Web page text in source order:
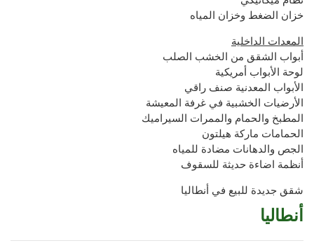
خزان الضغط وخزان المياه
المعدات الداخلية
أبواب الشقق من الخشب الصلب
لوحة الأبواب أمريكية
الأبواب المعدنية صنف راقي
الأرضيات الخشبية في غرفة المعيشة
المطبخ والحمام والممرات السيراميك
الحمامات ماركة هيلتون
الجص والدهانات مضادة للمياه
أنظمة اضاءة حديثة للسقوف
شقق جديدة للبيع في أنطاليا
أنطاليا